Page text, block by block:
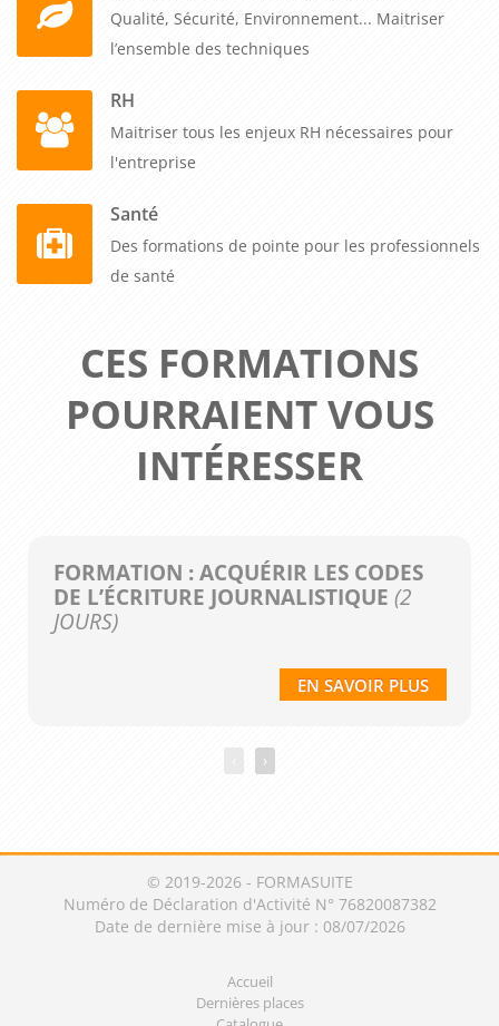
Qualité, Sécurité, Environnement... Maitriser
l’ensemble des techniques
RH
Maitriser tous les enjeux RH nécessaires pour
l'entreprise
Santé
Des formations de pointe pour les professionnels
de santé
CES FORMATIONS
POURRAIENT VOUS
INTÉRESSER
FORMATION : ACQUÉRIR LES CODES
DE L’ÉCRITURE JOURNALISTIQUE (2
JOURS)
EN SAVOIR PLUS
›
© 2019-2026 - FORMASUITE
Numéro de Déclaration d'Activité N° 76820087382
Date de dernière mise à jour : 08/07/2026
Accueil
Dernières places